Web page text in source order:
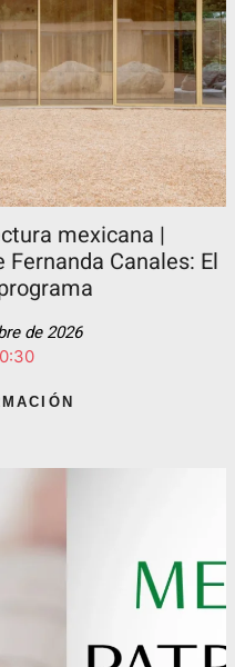
mexicana |
Canales: El
de 2026